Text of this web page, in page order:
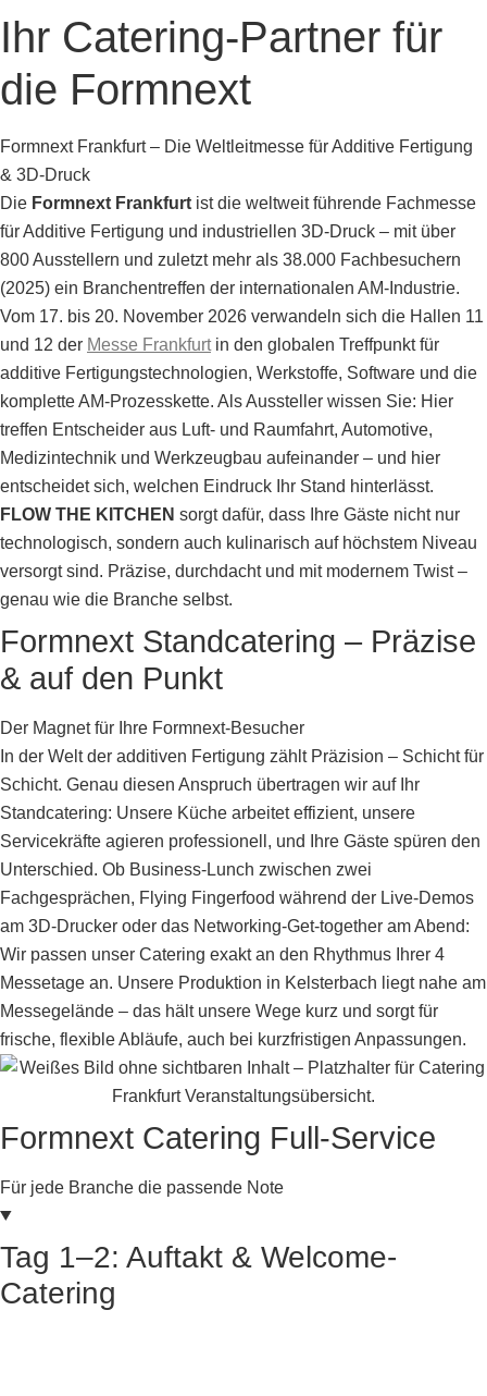
Ihr Catering-Partner für
die Formnext
Formnext Frankfurt – Die Weltleitmesse für Additive Fertigung
& 3D-Druck
Die Formnext Frankfurt ist die weltweit führende Fachmesse
für Additive Fertigung und industriellen 3D-Druck – mit über
800 Ausstellern und zuletzt mehr als 38.000 Fachbesuchern
(2025) ein Branchentreffen der internationalen AM-Industrie.
Vom 17. bis 20. November 2026 verwandeln sich die Hallen 11
und 12 der Messe Frankfurtin den globalen Treffpunkt für
additive Fertigungstechnologien, Werkstoffe, Software und die
komplette AM-Prozesskette. Als Aussteller wissen Sie: Hier
treffen Entscheider aus Luft- und Raumfahrt, Automotive,
Medizintechnik und Werkzeugbau aufeinander – und hier
entscheidet sich, welchen Eindruck Ihr Stand hinterlässt.
FLOW THE KITCHEN sorgt dafür, dass Ihre Gäste nicht nur
technologisch, sondern auch kulinarisch auf höchstem Niveau
versorgt sind. Präzise, durchdacht und mit modernem Twist –
genau wie die Branche selbst.
Formnext Standcatering – Präzise
& auf den Punkt
Der Magnet für Ihre Formnext-Besucher
In der Welt der additiven Fertigung zählt Präzision – Schicht für
Schicht. Genau diesen Anspruch übertragen wir auf Ihr
Standcatering: Unsere Küche arbeitet effizient, unsere
Servicekräfte agieren professionell, und Ihre Gäste spüren den
Unterschied. Ob Business-Lunch zwischen zwei
Fachgesprächen, Flying Fingerfood während der Live-Demos
am 3D-Drucker oder das Networking-Get-together am Abend:
Wir passen unser Catering exakt an den Rhythmus Ihrer 4
Messetage an. Unsere Produktion in Kelsterbach liegt nahe am
Messegelände – das hält unsere Wege kurz und sorgt für
frische, flexible Abläufe, auch bei kurzfristigen Anpassungen.
Formnext Catering Full-Service
Für jede Branche die passende Note
Tag 1–2: Auftakt & Welcome-
Catering